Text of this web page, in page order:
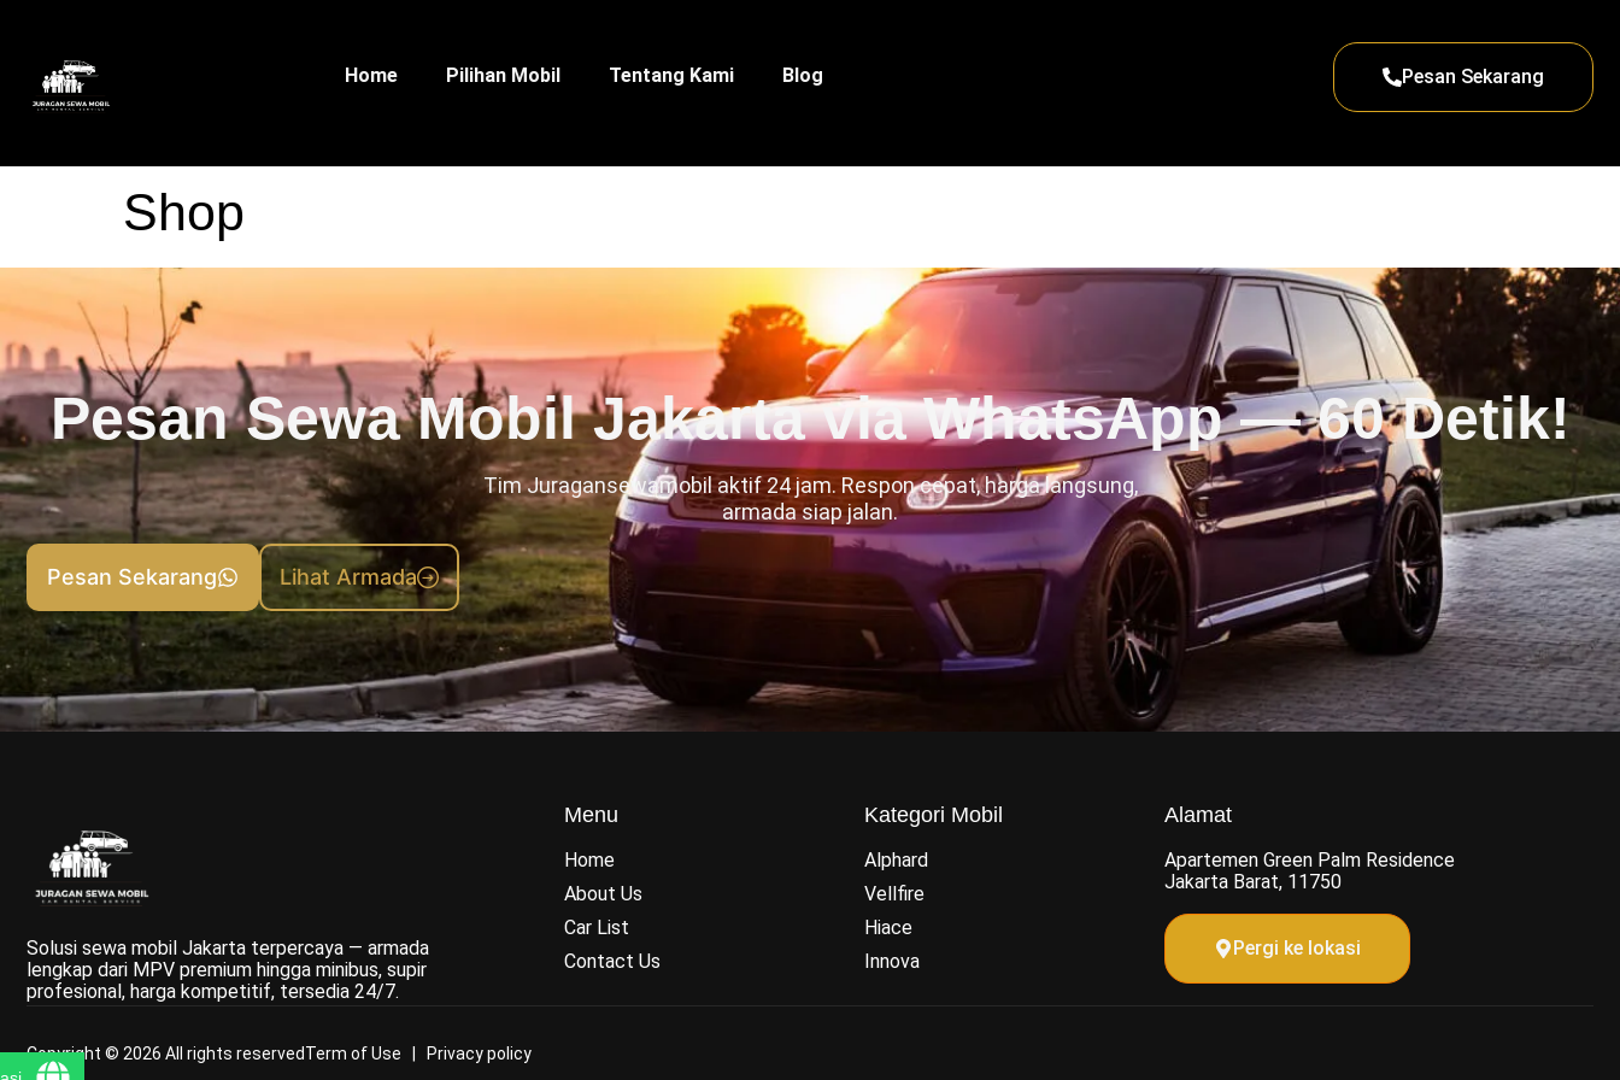
Home Pilihan Mobil Tentang Kami Blog Pesan Sekarang
Shop
Pesan Sewa Mobil Jakarta via WhatsApp — 60 Detik!
Tim Juragansewamobil aktif 24 jam. Respon cepat, harga langsung,
armada siap jalan.
Pesan Sekarang Lihat Armada
Solusi sewa mobil Jakarta terpercaya — armada
lengkap dari MPV premium hingga minibus, supir
profesional, harga kompetitif, tersedia 24/7.
Menu
Home
About Us
Car List
Contact Us
Kategori Mobil
Alphard
Vellfire
Hiace
Innova
Alamat
Apartemen Green Palm Residence
Jakarta Barat, 11750
Pergi ke lokasi
Copyright © 2026 All rights reservedTerm of Use | Privacy policy